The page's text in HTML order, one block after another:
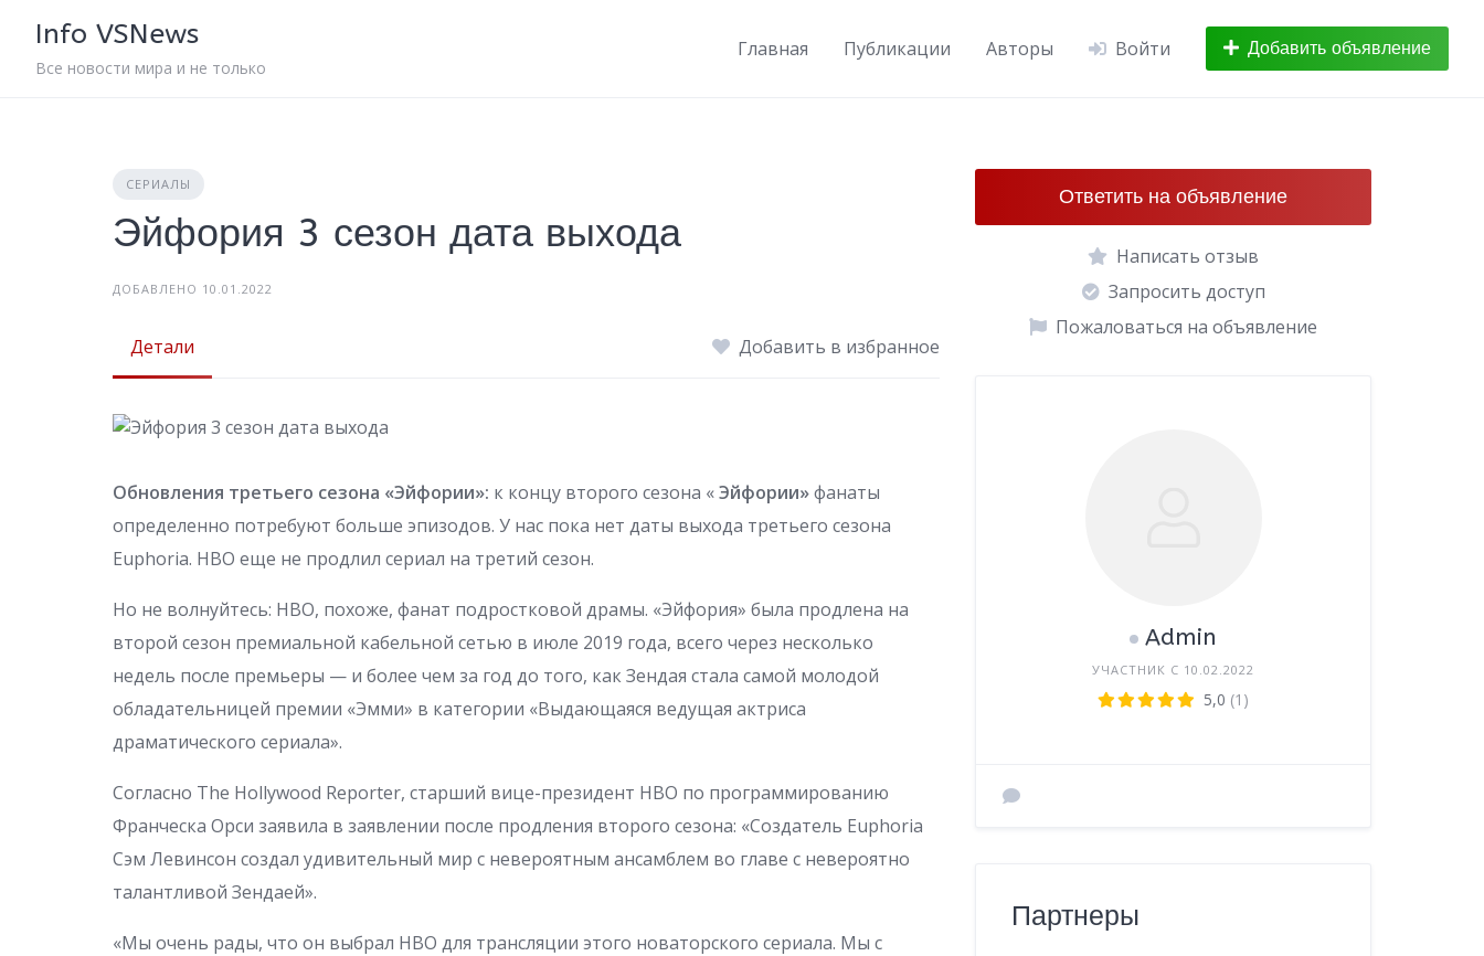
content
Info VSNews
Все новости мира и не только
Главная Публикации Авторы Войти Добавить объявление
СЕРИАЛЫ
Эйфория 3 сезон дата выхода
ДОБАВЛЕНО 10.01.2022
Детали Добавить в избранное
Обновления третьего сезона «Эйфории»: к концу второго сезона «Эйфории»фанаты
определенно потребуют больше эпизодов. У нас пока нет даты выхода третьего сезона
Euphoria. HBO еще не продлил сериал на третий сезон.
Но не волнуйтесь: HBO, похоже, фанат подростковой драмы. «Эйфория» была продлена на
второй сезон премиальной кабельной сетью в июле 2019 года, всего через несколько
недель после премьеры — и более чем за год до того, как Зендая стала самой молодой
обладательницей премии «Эмми» в категории «Выдающаяся ведущая актриса
драматического сериала».
Согласно The Hollywood Reporter, старший вице-президент HBO по программированию
Франческа Орси заявила в заявлении после продления второго сезона: «Создатель Euphoria
Сэм Левинсон создал удивительный мир с невероятным ансамблем во главе с невероятно
талантливой Зендаей».
«Мы очень рады, что он выбрал HBO для трансляции этого новаторского сериала. Мы с
Ответить на объявление
Написать отзыв
Запросить доступ
Пожаловаться на объявление
Admin
УЧАСТНИК С 10.02.2022
5,0 (1)
Партнеры